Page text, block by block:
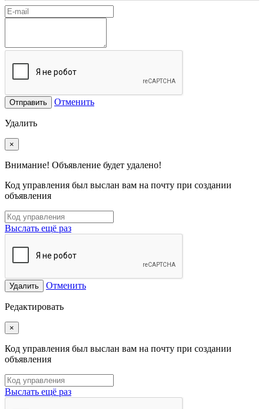
Отправить Отменить
Удалить
×
Внимание! Объявление будет удалено!
Код управления был выслан вам на почту при создании
объявления
Выслать ещё раз
Удалить Отменить
Редактировать
×
Код управления был выслан вам на почту при создании
объявления
Выслать ещё раз